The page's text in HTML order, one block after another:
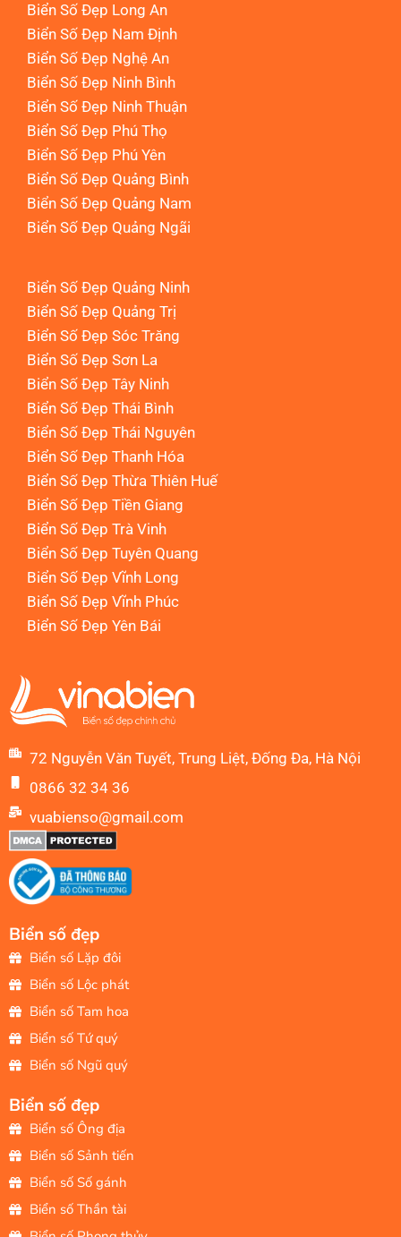
Biển Số Đẹp Long An
Biển Số Đẹp Nam Định
Biển Số Đẹp Nghệ An
Biển Số Đẹp Ninh Bình
Biển Số Đẹp Ninh Thuận
Biển Số Đẹp Phú Thọ
Biển Số Đẹp Phú Yên
Biển Số Đẹp Quảng Bình
Biển Số Đẹp Quảng Nam
Biển Số Đẹp Quảng Ngãi
Biển Số Đẹp Quảng Ninh
Biển Số Đẹp Quảng Trị
Biển Số Đẹp Sóc Trăng
Biển Số Đẹp Sơn La
Biển Số Đẹp Tây Ninh
Biển Số Đẹp Thái Bình
Biển Số Đẹp Thái Nguyên
Biển Số Đẹp Thanh Hóa
Biển Số Đẹp Thừa Thiên Huế
Biển Số Đẹp Tiền Giang
Biển Số Đẹp Trà Vinh
Biển Số Đẹp Tuyên Quang
Biển Số Đẹp Vĩnh Long
Biển Số Đẹp Vĩnh Phúc
Biển Số Đẹp Yên Bái
72 Nguyễn Văn Tuyết, Trung Liệt, Đống Đa, Hà Nội
0866 32 34 36
vuabienso@gmail.com
Biển số đẹp
Biển số Lặp đôi
Biển số Lộc phát
Biển số Tam hoa
Biển số Tứ quý
Biển số Ngũ quý
Biển số đẹp
Biển số Ông địa
Biển số Sảnh tiến
Biển số Số gánh
Biển số Thần tài